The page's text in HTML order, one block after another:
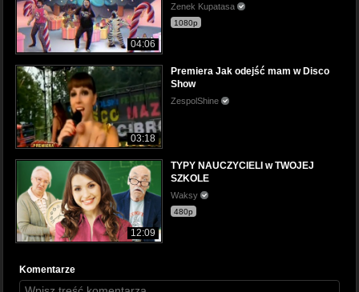
04:06
Zenek Kupatasa
1080p
03:18
Premiera Jak odejść mam w Disco
Show
ZespolShine
12:09
TYPY NAUCZYCIELI w TWOJEJ
SZKOLE
Waksy
480p
Komentarze